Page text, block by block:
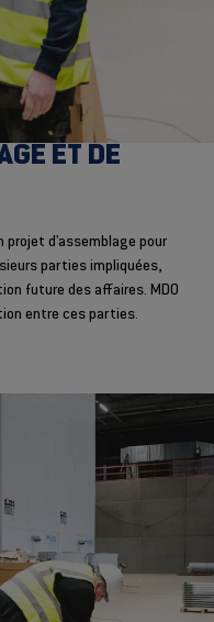
ET DE
projet d'assemblage pour
parties impliquées,
future des affaires. MDO
entre ces parties.